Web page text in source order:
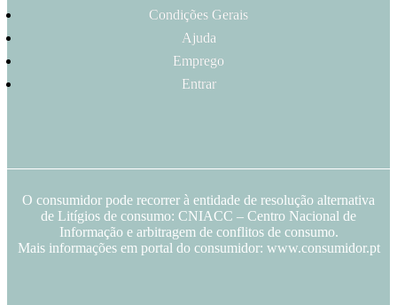
Condições Gerais
Ajuda
Emprego
Entrar
O consumidor pode recorrer à entidade de resolução alternativa
de Litígios de consumo: CNIACC – Centro Nacional de
Informação e arbitragem de conflitos de consumo.
Mais informações em portal do consumidor: www.consumidor.pt